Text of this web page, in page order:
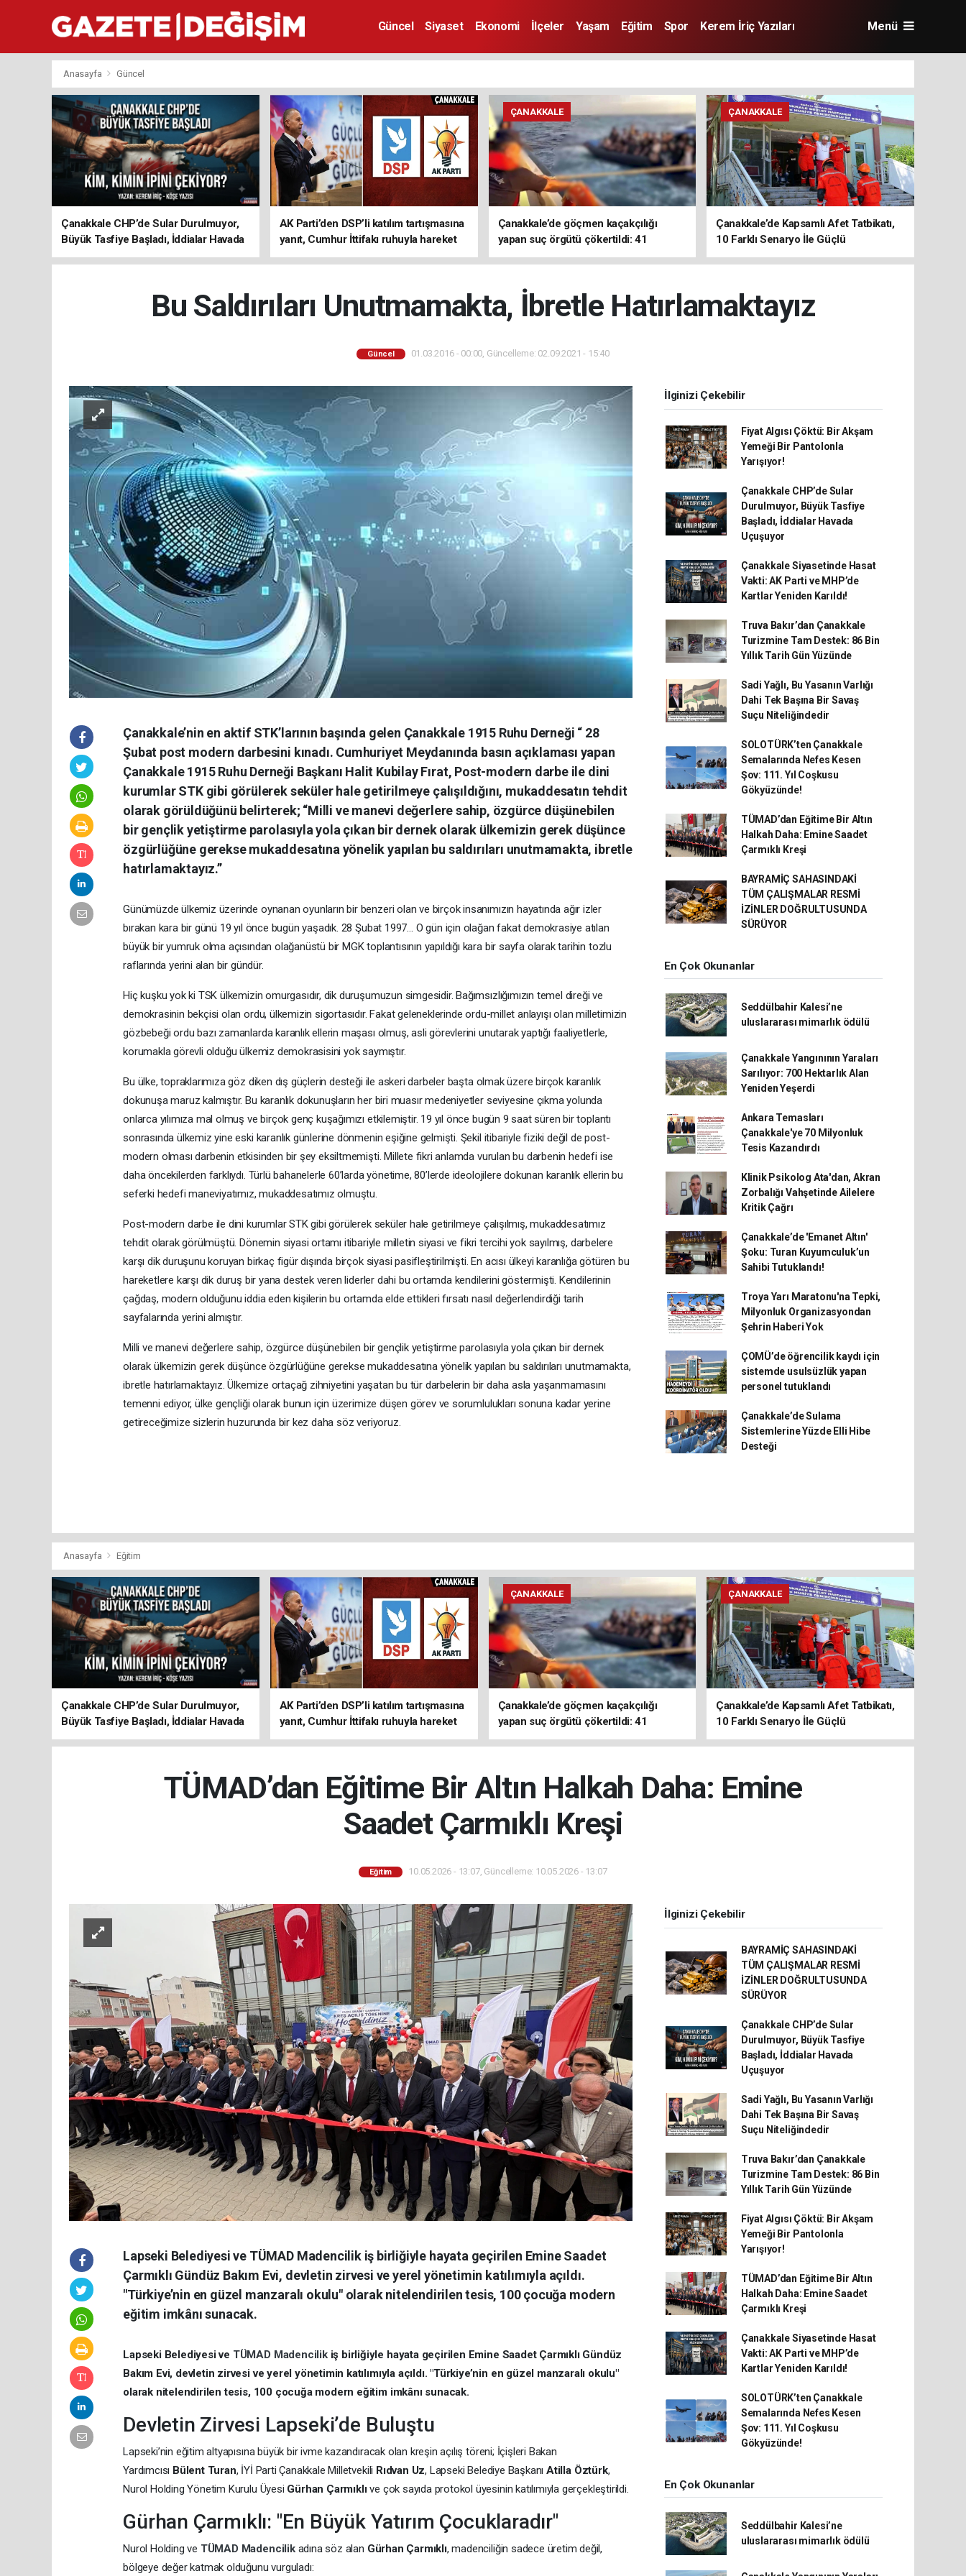
Güncel Siyaset Ekonomi İlçeler Yaşam Eğitim Spor Kerem İriç Yazıları Menü
Anasayfa Güncel
Çanakkale CHP’de Sular Durulmuyor,
Büyük Tasfiye Başladı, İddialar Havada
Uçuşuyor
AK Parti’den DSP’li katılım tartışmasına
yanıt, Cumhur İttifakı ruhuyla hareket
ediyoruz
ÇANAKKALE
Çanakkale’de göçmen kaçakçılığı
yapan suç örgütü çökertildi: 41
tutuklama
ÇANAKKALE
Çanakkale’de Kapsamlı Afet Tatbikatı,
10 Farklı Senaryo İle Güçlü
Koordinasyon
Bu Saldırıları Unutmamakta, İbretle Hatırlamaktayız
Güncel 01.03.2016 - 00:00, Güncelleme: 02.09.2021 - 15:40
Çanakkale’nin en aktif STK’larının başında gelen Çanakkale 1915 Ruhu Derneği “ 28
Şubat post modern darbesini kınadı. Cumhuriyet Meydanında basın açıklaması yapan
Çanakkale 1915 Ruhu Derneği Başkanı Halit Kubilay Fırat, Post-modern darbe ile dini
kurumlar STK gibi görülerek seküler hale getirilmeye çalışıldığını, mukaddesatın tehdit
olarak görüldüğünü belirterek; “Milli ve manevi değerlere sahip, özgürce düşünebilen
bir gençlik yetiştirme parolasıyla yola çıkan bir dernek olarak ülkemizin gerek düşünce
özgürlüğüne gerekse mukaddesatına yönelik yapılan bu saldırıları unutmamakta, ibretle
hatırlamaktayız.”
Günümüzde ülkemiz üzerinde oynanan oyunların bir benzeri olan ve birçok insanımızın hayatında ağır izler
bırakan kara bir günü 19 yıl önce bugün yaşadık. 28 Şubat 1997… O gün için olağan fakat demokrasiye atılan
büyük bir yumruk olma açısından olağanüstü bir MGK toplantısının yapıldığı kara bir sayfa olarak tarihin tozlu
raflarında yerini alan bir gündür.
Hiç kuşku yok ki TSK ülkemizin omurgasıdır, dik duruşumuzun simgesidir. Bağımsızlığımızın temel direği ve
demokrasinin bekçisi olan ordu, ülkemizin sigortasıdır. Fakat geleneklerinde ordu-millet anlayışı olan milletimizin
gözbebeği ordu bazı zamanlarda karanlık ellerin maşası olmuş, asli görevlerini unutarak yaptığı faaliyetlerle,
korumakla görevli olduğu ülkemiz demokrasisini yok saymıştır.
Bu ülke, topraklarımıza göz diken dış güçlerin desteği ile askeri darbeler başta olmak üzere birçok karanlık
dokunuşa maruz kalmıştır. Bu karanlık dokunuşların her biri muasır medeniyetler seviyesine çıkma yolunda
onlarca yılımıza mal olmuş ve birçok genç kuşağımızı etkilemiştir. 19 yıl önce bugün 9 saat süren bir toplantı
sonrasında ülkemiz yine eski karanlık günlerine dönmenin eşiğine gelmişti. Şekil itibariyle fiziki değil de post-
modern olması darbenin etkisinden bir şey eksiltmemişti. Millete fikri anlamda vurulan bu darbenin hedefi ise
daha öncekilerden farklıydı. Türlü bahanelerle 60’larda yönetime, 80’lerde ideolojilere dokunan karanlık ellerin bu
seferki hedefi maneviyatımız, mukaddesatımız olmuştu.
Post-modern darbe ile dini kurumlar STK gibi görülerek seküler hale getirilmeye çalışılmış, mukaddesatımız
tehdit olarak görülmüştü. Dönemin siyasi ortamı itibariyle milletin siyasi ve fikri tercihi yok sayılmış, darbelere
karşı dik duruşunu koruyan birkaç figür dışında birçok siyasi pasifleştirilmişti. En acısı ülkeyi karanlığa götüren bu
hareketlere karşı dik duruş bir yana destek veren liderler dahi bu ortamda kendilerini göstermişti. Kendilerinin
çağdaş, modern olduğunu iddia eden kişilerin bu ortamda elde ettikleri fırsatı nasıl değerlendirdiği tarih
sayfalarında yerini almıştır.
Milli ve manevi değerlere sahip, özgürce düşünebilen bir gençlik yetiştirme parolasıyla yola çıkan bir dernek
olarak ülkemizin gerek düşünce özgürlüğüne gerekse mukaddesatına yönelik yapılan bu saldırıları unutmamakta,
ibretle hatırlamaktayız. Ülkemize ortaçağ zihniyetini yaşatan bu tür darbelerin bir daha asla yaşanmamasını
temenni ediyor, ülke gençliği olarak bunun için üzerimize düşen görev ve sorumlulukları sonuna kadar yerine
getireceğimize sizlerin huzurunda bir kez daha söz veriyoruz.
İlginizi Çekebilir
Fiyat Algısı Çöktü: Bir Akşam
Yemeği Bir Pantolonla
Yarışıyor!
Çanakkale CHP’de Sular
Durulmuyor, Büyük Tasfiye
Başladı, İddialar Havada
Uçuşuyor
Çanakkale Siyasetinde Hasat
Vakti: AK Parti ve MHP’de
Kartlar Yeniden Karıldı!
Truva Bakır’dan Çanakkale
Turizmine Tam Destek: 86 Bin
Yıllık Tarih Gün Yüzünde
Sadi Yağlı, Bu Yasanın Varlığı
Dahi Tek Başına Bir Savaş
Suçu Niteliğindedir
SOLOTÜRK’ten Çanakkale
Semalarında Nefes Kesen
Şov: 111. Yıl Coşkusu
Gökyüzünde!
TÜMAD’dan Eğitime Bir Altın
Halkah Daha: Emine Saadet
Çarmıklı Kreşi
BAYRAMİÇ SAHASINDAKİ
TÜM ÇALIŞMALAR RESMİ
İZİNLER DOĞRULTUSUNDA
SÜRÜYOR
En Çok Okunanlar
Seddülbahir Kalesi’ne
uluslararası mimarlık ödülü
Çanakkale Yangınının Yaraları
Sarılıyor: 700 Hektarlık Alan
Yeniden Yeşerdi
Ankara Temasları
Çanakkale'ye 70 Milyonluk
Tesis Kazandırdı
Klinik Psikolog Ata'dan, Akran
Zorbalığı Vahşetinde Ailelere
Kritik Çağrı
Çanakkale’de 'Emanet Altın'
Şoku: Turan Kuyumculuk’un
Sahibi Tutuklandı!
Troya Yarı Maratonu'na Tepki,
Milyonluk Organizasyondan
Şehrin Haberi Yok
ÇOMÜ’de öğrencilik kaydı için
sistemde usulsüzlük yapan
personel tutuklandı
Çanakkale’de Sulama
Sistemlerine Yüzde Elli Hibe
Desteği
Anasayfa Eğitim
Çanakkale CHP’de Sular Durulmuyor,
Büyük Tasfiye Başladı, İddialar Havada
Uçuşuyor
AK Parti’den DSP’li katılım tartışmasına
yanıt, Cumhur İttifakı ruhuyla hareket
ediyoruz
ÇANAKKALE
Çanakkale’de göçmen kaçakçılığı
yapan suç örgütü çökertildi: 41
tutuklama
ÇANAKKALE
Çanakkale’de Kapsamlı Afet Tatbikatı,
10 Farklı Senaryo İle Güçlü
Koordinasyon
TÜMAD’dan Eğitime Bir Altın Halkah Daha: Emine
Saadet Çarmıklı Kreşi
Eğitim 10.05.2026 - 13:07, Güncelleme: 10.05.2026 - 13:07
Lapseki Belediyesi ve TÜMAD Madencilik iş birliğiyle hayata geçirilen Emine Saadet
Çarmıklı Gündüz Bakım Evi, devletin zirvesi ve yerel yönetimin katılımıyla açıldı.
"Türkiye’nin en güzel manzaralı okulu" olarak nitelendirilen tesis, 100 çocuğa modern
eğitim imkânı sunacak.
Lapseki Belediyesi ve TÜMAD Madencilik iş birliğiyle hayata geçirilen Emine Saadet Çarmıklı Gündüz
Bakım Evi, devletin zirvesi ve yerel yönetimin katılımıyla açıldı. "Türkiye’nin en güzel manzaralı okulu"
olarak nitelendirilen tesis, 100 çocuğa modern eğitim imkânı sunacak.
Devletin Zirvesi Lapseki’de Buluştu
Lapseki’nin eğitim altyapısına büyük bir ivme kazandıracak olan kreşin açılış töreni; İçişleri Bakan
Yardımcısı Bülent Turan, İYİ Parti Çanakkale Milletvekili Rıdvan Uz, Lapseki Belediye BaşkanıAtilla Öztürk,
Nurol Holding Yönetim Kurulu Üyesi Gürhan Çarmıklıve çok sayıda protokol üyesinin katılımıyla gerçekleştirildi.
Gürhan Çarmıklı: "En Büyük Yatırım Çocuklaradır"
Nurol Holding ve TÜMAD Madencilik adına söz alan Gürhan Çarmıklı, madenciliğin sadece üretim değil,
bölgeye değer katmak olduğunu vurguladı:
İlginizi Çekebilir
BAYRAMİÇ SAHASINDAKİ
TÜM ÇALIŞMALAR RESMİ
İZİNLER DOĞRULTUSUNDA
SÜRÜYOR
Çanakkale CHP’de Sular
Durulmuyor, Büyük Tasfiye
Başladı, İddialar Havada
Uçuşuyor
Sadi Yağlı, Bu Yasanın Varlığı
Dahi Tek Başına Bir Savaş
Suçu Niteliğindedir
Truva Bakır’dan Çanakkale
Turizmine Tam Destek: 86 Bin
Yıllık Tarih Gün Yüzünde
Fiyat Algısı Çöktü: Bir Akşam
Yemeği Bir Pantolonla
Yarışıyor!
TÜMAD’dan Eğitime Bir Altın
Halkah Daha: Emine Saadet
Çarmıklı Kreşi
Çanakkale Siyasetinde Hasat
Vakti: AK Parti ve MHP’de
Kartlar Yeniden Karıldı!
SOLOTÜRK’ten Çanakkale
Semalarında Nefes Kesen
Şov: 111. Yıl Coşkusu
Gökyüzünde!
En Çok Okunanlar
Seddülbahir Kalesi’ne
uluslararası mimarlık ödülü